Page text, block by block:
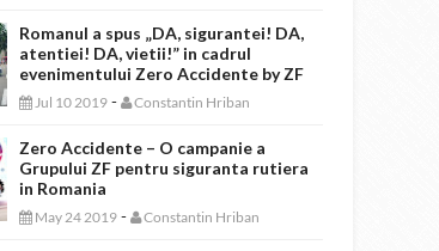
Romanul a spus „DA, sigurantei! DA,
atentiei! DA, vietii!” in cadrul
evenimentului Zero Accidente by ZF
Jul 10 2019 - Constantin Hriban
Zero Accidente – O campanie a
Grupului ZF pentru siguranta rutiera
in Romania
May 24 2019 - Constantin Hriban